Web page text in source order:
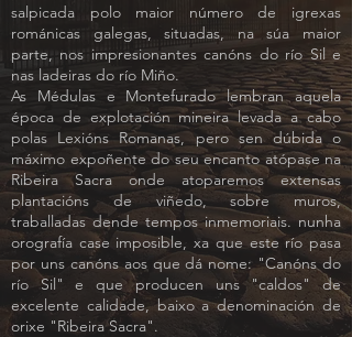
salpicada polo maior número de igrexas
románicas galegas, situadas, na súa maior
parte, nos impresionantes canóns do río Sil e
nas ladeiras do río Miño.
As Médulas e Montefurado lembran aquela
época de explotación mineira levada a cabo
polas Lexións Romanas, pero sen dúbida o
máximo expoñente do seu encanto atópase na
Ribeira Sacra onde atoparemos extensas
plantacións de viñedo, sobre muros,
traballadas dende tempos inmemoriais. nunha
orografía case imposible, xa que este río pasa
por uns canóns aos que dá nome: "Canóns do
río Sil" e que producen uns "caldos" de
excelente calidade, baixo a denominación de
orixe "Ribeira Sacra".